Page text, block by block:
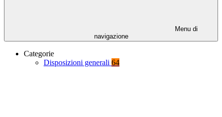
Menu di
navigazione
Categorie
Disposizioni generali 64